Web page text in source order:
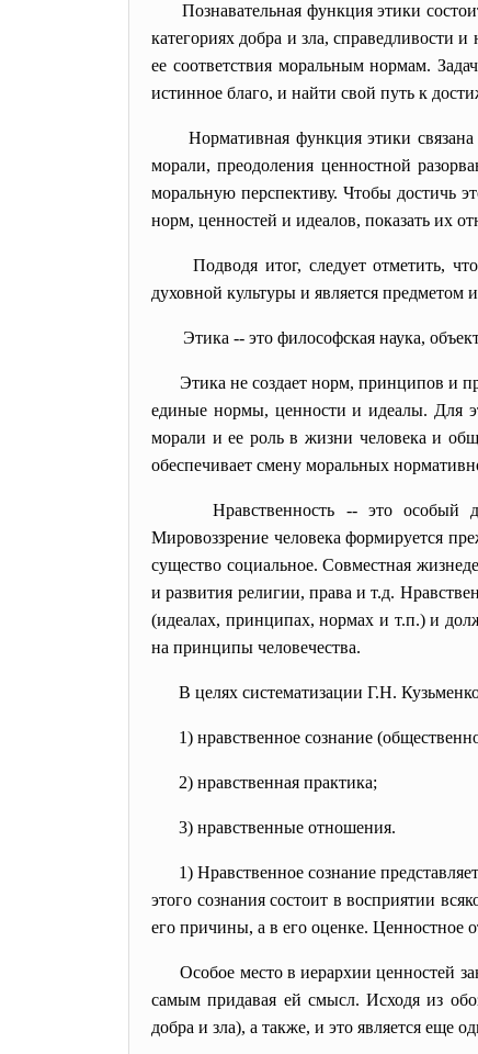
Познавательная функция этики
категориях добра и зла, справедливости
ее соответствия моральным нормам.
истинное благо, и найти свой путь к
Нормативная функция этики
морали, преодоления ценностной
моральную перспективу. Чтобы достичь
норм, ценностей и идеалов, показать их
Подводя итог, следует отметить,
духовной культуры и является предметом
Этика -- это философская наука,
Этика не создает норм, принципов и
единые нормы, ценности и идеалы. Для
морали и ее роль в жизни человека и
обеспечивает смену моральных
Нравственность -- это особый
Мировоззрение человека формируется
существо социальное. Совместная
и развития религии, права и т.д.
(идеалах, принципах, нормах и т.п.) и
на принципы человечества.
В целях систематизации Г.Н.
1) нравственное сознание
2) нравственная практика;
3) нравственные отношения.
1) Нравственное сознание
этого сознания состоит в восприятии
его причины, а в его оценке. Ценностное
Особое место в иерархии ценностей
самым придавая ей смысл. Исходя из
добра и зла), а также, и это является еще